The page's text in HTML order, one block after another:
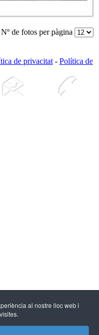
Nº de fotos per pàgina
de privacitat - Política de
al nostre lloc web i